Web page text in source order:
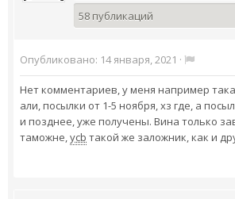
58 публикаций
Опубликовано: 14 января, 2021 ·
Нет комментариев, у меня например
али, посылки от 1-5 ноября, хз где, а
и позднее, уже получены. Вина только
таможне,ycb такой же заложник, как и